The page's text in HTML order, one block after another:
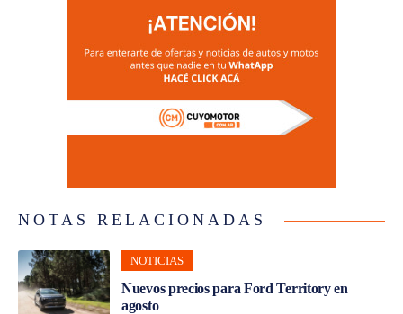
NOTAS RELACIONADAS
NOTICIAS
Nuevos precios para Ford Territory en
agosto